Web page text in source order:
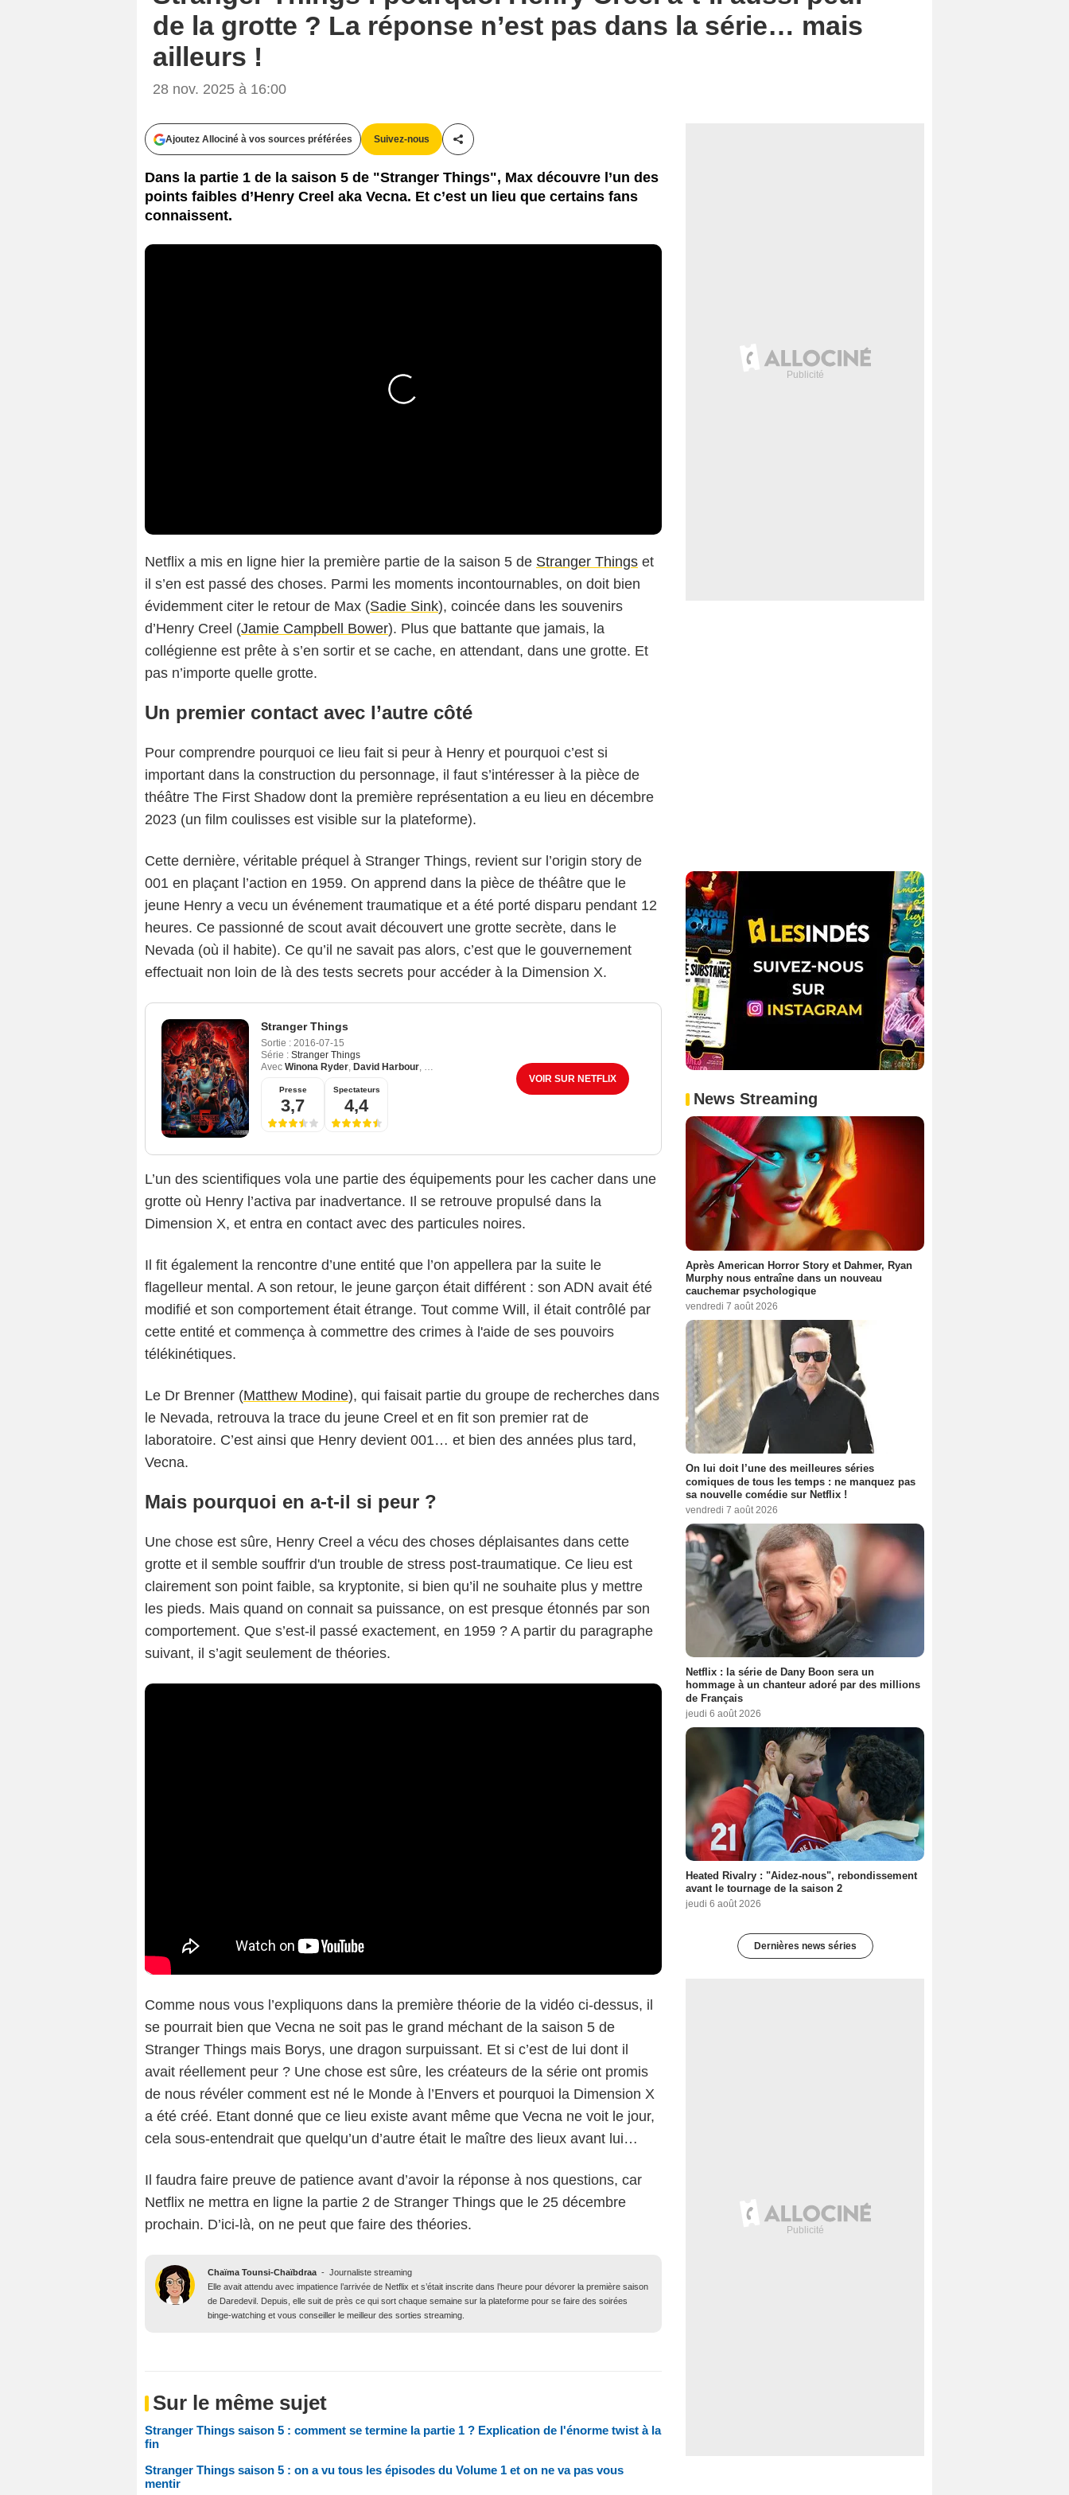
de la grotte ? La réponse n’est pas dans la série… mais
ailleurs !
28 nov. 2025 à 16:00
Ajoutez Allociné à vos sources préférées Suivez-nous
Partager cet article
Dans la partie 1 de la saison 5 de "Stranger Things", Max découvre l’un des
points faibles d’Henry Creel aka Vecna. Et c’est un lieu que certains fans
connaissent.
Netflix a mis en ligne hier la première partie de la saison 5 de Stranger Things et
il s’en est passé des choses. Parmi les moments incontournables, on doit bien
évidemment citer le retour de Max (Sadie Sink), coincée dans les souvenirs
d’Henry Creel (Jamie Campbell Bower). Plus que battante que jamais, la
collégienne est prête à s’en sortir et se cache, en attendant, dans une grotte. Et
pas n’importe quelle grotte.
Un premier contact avec l’autre côté
Pour comprendre pourquoi ce lieu fait si peur à Henry et pourquoi c’est si
important dans la construction du personnage, il faut s’intéresser à la pièce de
théâtre The First Shadow dont la première représentation a eu lieu en décembre
2023 (un film coulisses est visible sur la plateforme).
Cette dernière, véritable préquel à Stranger Things, revient sur l’origin story de
001 en plaçant l’action en 1959. On apprend dans la pièce de théâtre que le
jeune Henry a vecu un événement traumatique et a été porté disparu pendant 12
heures. Ce passionné de scout avait découvert une grotte secrète, dans le
Nevada (où il habite). Ce qu’il ne savait pas alors, c’est que le gouvernement
effectuait non loin de là des tests secrets pour accéder à la Dimension X.
Stranger Things
Sortie : 2016-07-15
Série : Stranger Things
Avec Winona Ryder, David Harbour, Millie Bobby Brown
Presse
3,7
Spectateurs
4,4
VOIR SUR NETFLIX
L’un des scientifiques vola une partie des équipements pour les cacher dans une
grotte où Henry l’activa par inadvertance. Il se retrouve propulsé dans la
Dimension X, et entra en contact avec des particules noires.
Il fit également la rencontre d’une entité que l’on appellera par la suite le
flagelleur mental. A son retour, le jeune garçon était différent : son ADN avait été
modifié et son comportement était étrange. Tout comme Will, il était contrôlé par
cette entité et commença à commettre des crimes à l'aide de ses pouvoirs
télékinétiques.
Le Dr Brenner (Matthew Modine), qui faisait partie du groupe de recherches dans
le Nevada, retrouva la trace du jeune Creel et en fit son premier rat de
laboratoire. C’est ainsi que Henry devient 001… et bien des années plus tard,
Vecna.
Mais pourquoi en a-t-il si peur ?
Une chose est sûre, Henry Creel a vécu des choses déplaisantes dans cette
grotte et il semble souffrir d'un trouble de stress post-traumatique. Ce lieu est
clairement son point faible, sa kryptonite, si bien qu’il ne souhaite plus y mettre
les pieds. Mais quand on connait sa puissance, on est presque étonnés par son
comportement. Que s’est-il passé exactement, en 1959 ? A partir du paragraphe
suivant, il s’agit seulement de théories.
Comme nous vous l’expliquons dans la première théorie de la vidéo ci-dessus, il
se pourrait bien que Vecna ne soit pas le grand méchant de la saison 5 de
Stranger Things mais Borys, une dragon surpuissant. Et si c’est de lui dont il
avait réellement peur ? Une chose est sûre, les créateurs de la série ont promis
de nous révéler comment est né le Monde à l’Envers et pourquoi la Dimension X
a été créé. Etant donné que ce lieu existe avant même que Vecna ne voit le jour,
cela sous-entendrait que quelqu’un d’autre était le maître des lieux avant lui…
Il faudra faire preuve de patience avant d’avoir la réponse à nos questions, car
Netflix ne mettra en ligne la partie 2 de Stranger Things que le 25 décembre
prochain. D’ici-là, on ne peut que faire des théories.
Chaïma Tounsi-Chaïbdraa - Journaliste streaming
Elle avait attendu avec impatience l’arrivée de Netflix et s’était inscrite dans l’heure pour dévorer la première saison
de Daredevil. Depuis, elle suit de près ce qui sort chaque semaine sur la plateforme pour se faire des soirées
binge-watching et vous conseiller le meilleur des sorties streaming.
Sur le même sujet
Stranger Things saison 5 : comment se termine la partie 1 ? Explication de l'énorme twist à la
fin
Stranger Things saison 5 : on a vu tous les épisodes du Volume 1 et on ne va pas vous
mentir
News Streaming
Après American Horror Story et Dahmer, Ryan
Murphy nous entraîne dans un nouveau
cauchemar psychologique
vendredi 7 août 2026
On lui doit l’une des meilleures séries
comiques de tous les temps : ne manquez pas
sa nouvelle comédie sur Netflix !
vendredi 7 août 2026
Netflix : la série de Dany Boon sera un
hommage à un chanteur adoré par des millions
de Français
jeudi 6 août 2026
Heated Rivalry : "Aidez-nous", rebondissement
avant le tournage de la saison 2
jeudi 6 août 2026
Dernières news séries